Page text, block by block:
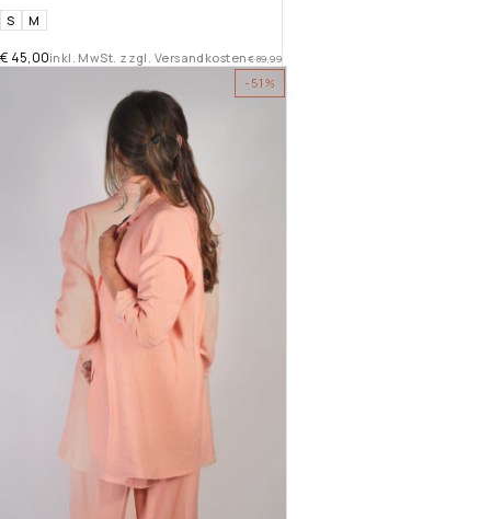
S M
€89,99
€ 45,00inkl. MwSt. zzgl. Versandkosten
-51%